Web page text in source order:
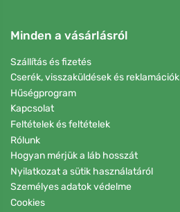
Minden a vásárlásról
Szállítás és fizetés
Cserék, visszaküldések és reklamációk
Hűségprogram
Kapcsolat
Feltételek és feltételek
Rólunk
Hogyan mérjük a láb hosszát
Nyilatkozat a sütik használatáról
Személyes adatok védelme
Cookies